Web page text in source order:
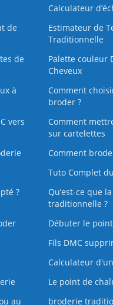
Calculateur
de
Estimateur de
Traditionnelle
de
Palette couleur
Cheveux
à
Comment
broder ?
vers
Comment
sur cartelettes
Comment
Tuto Complet
?
Qu’est-ce que
traditionnelle ?
Débuter le
Fils DMC
Calculateur
Le point de
au broderie